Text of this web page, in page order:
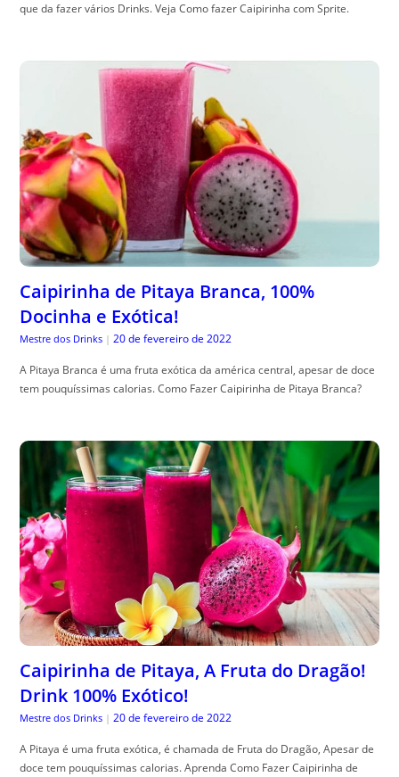
que da fazer vários Drinks. Veja Como fazer Caipirinha com Sprite.
Caipirinha de Pitaya Branca, 100%
Docinha e Exótica!
Mestre dos Drinks | 20 de fevereiro de 2022
A Pitaya Branca é uma fruta exótica da américa central, apesar de doce
tem pouquíssimas calorias. Como Fazer Caipirinha de Pitaya Branca?
Caipirinha de Pitaya, A Fruta do Dragão!
Drink 100% Exótico!
Mestre dos Drinks | 20 de fevereiro de 2022
A Pitaya é uma fruta exótica, é chamada de Fruta do Dragão, Apesar de
doce tem pouquíssimas calorias. Aprenda Como Fazer Caipirinha de